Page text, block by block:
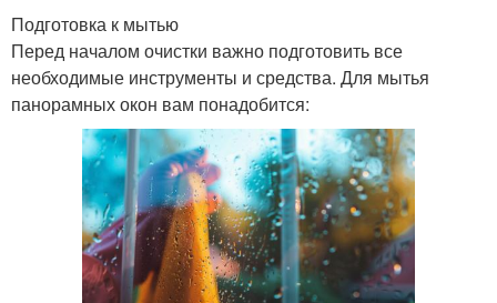
Подготовка к мытью
Перед началом очистки важно подготовить все
необходимые инструменты и средства. Для мытья
панорамных окон вам понадобится: